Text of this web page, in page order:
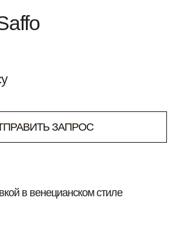
ЗАПРОС
в ​​венецианском стиле